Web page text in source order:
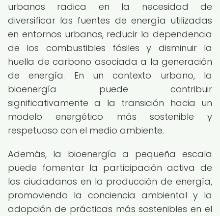
urbanos radica en la necesidad de
diversificar las fuentes de energía utilizadas
en entornos urbanos, reducir la dependencia
de los combustibles fósiles y disminuir la
huella de carbono asociada a la generación
de energía. En un contexto urbano, la
bioenergía puede contribuir
significativamente a la transición hacia un
modelo energético más sostenible y
respetuoso con el medio ambiente.
Además, la bioenergía a pequeña escala
puede fomentar la participación activa de
los ciudadanos en la producción de energía,
promoviendo la conciencia ambiental y la
adopción de prácticas más sostenibles en el